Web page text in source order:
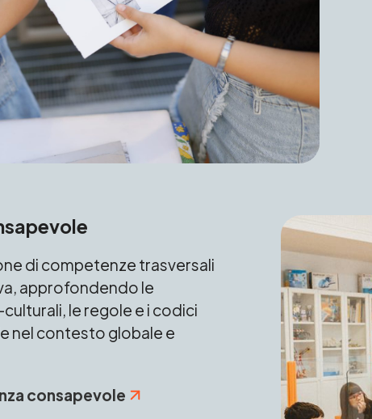
di competenze trasversali
approfondendo le
le regole e i codici
nel contesto globale e
consapevole